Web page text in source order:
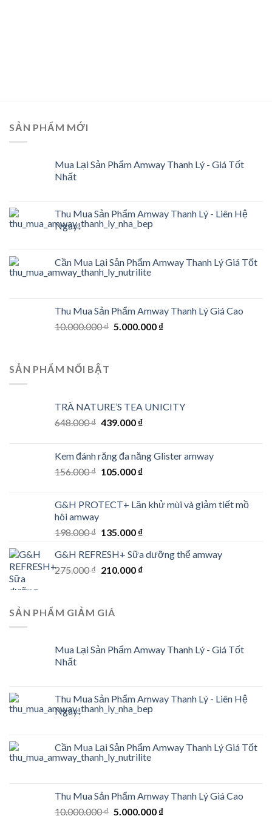
SẢN PHẨM MỚI
Mua Lại Sản Phẩm Amway Thanh Lý - Giá Tốt
Nhất
Thu Mua Sản Phẩm Amway Thanh Lý - Liên Hệ
Ngay!
Cần Mua Lại Sản Phẩm Amway Thanh Lý Giá Tốt
Thu Mua Sản Phẩm Amway Thanh Lý Giá Cao
10.000.000₫ Original
5.000.000 ₫Current
SẢN PHẨM NỔI BẬT
TRÀ NATURE’S TEA UNICITY
648.000₫ Original
648.000 ₫.
439.000 ₫Current
439.000 ₫.
Kem đánh răng đa năng Glister amway
156.000₫ Original
156.000 ₫.
105.000 ₫Current
105.000 ₫.
G&H PROTECT+ Lăn khử mùi và giảm tiết mồ
hôi amway
198.000₫ Original
was:
198.000 ₫.
135.000 ₫Current
is:
135.000 ₫.
G&H REFRESH+ Sữa dưỡng thể amway
275.000₫ Original
275.000 ₫.
210.000 ₫Current
SẢN PHẨM GIẢM GIÁ
Mua Lại Sản Phẩm Amway Thanh Lý - Giá Tốt
Nhất
Thu Mua Sản Phẩm Amway Thanh Lý - Liên Hệ
Ngay!
Cần Mua Lại Sản Phẩm Amway Thanh Lý Giá Tốt
Thu Mua Sản Phẩm Amway Thanh Lý Giá Cao
10.000.000₫ Original
5.000.000 ₫Current